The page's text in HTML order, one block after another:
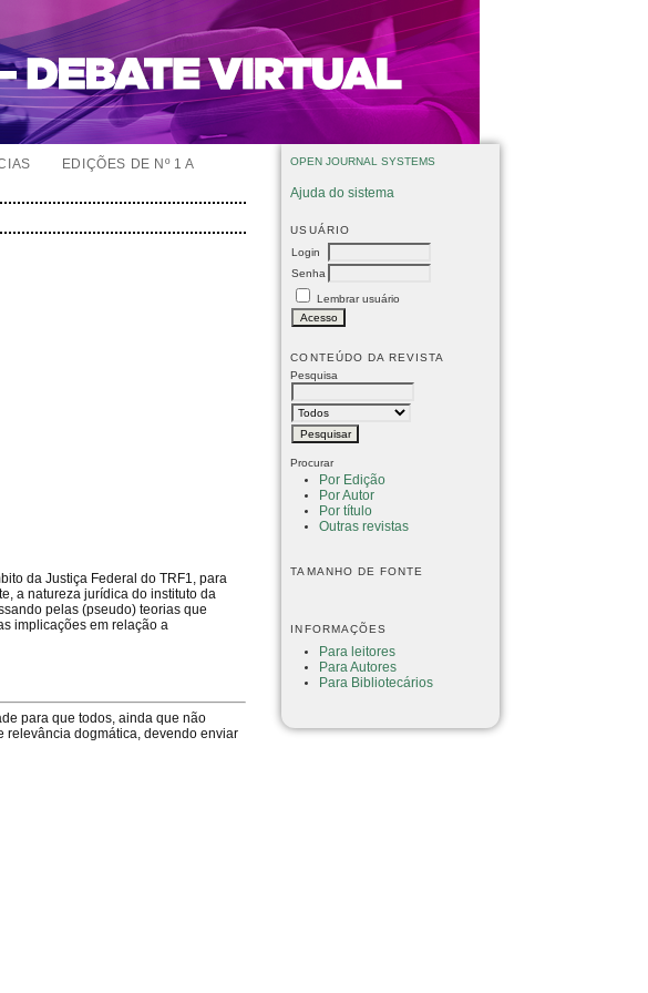
OPEN JOURNAL SYSTEMS
Ajuda do sistema
USUÁRIO
Login
Senha
Lembrar usuário
CONTEÚDO DA REVISTA
Pesquisa
Procurar
Por Edição
Por Autor
Por título
Outras revistas
TAMANHO DE FONTE
INFORMAÇÕES
Para leitores
Para Autores
Para Bibliotecários
EDIÇÕES DE Nº 1 A
da Justiça Federal do TRF1, para
a natureza jurídica do instituto da
pelas (pseudo) teorias que
implicações em relação a
para que todos, ainda que não
relevância dogmática, devendo enviar